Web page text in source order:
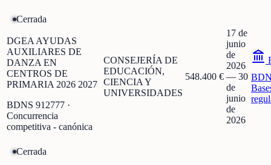
Cerrada
DGEA AYUDAS
AUXILIARES DE
DANZA EN
CENTROS DE
PRIMARIA 2026 2027
BDNS 912777 ·
Concurrencia
competitiva - canónica
CONSEJERÍA DE
EDUCACIÓN,
CIENCIA Y
UNIVERSIDADES
548.400 €
17 de
junio
de
2026
— 30
de
junio
de
2026
Cerrada